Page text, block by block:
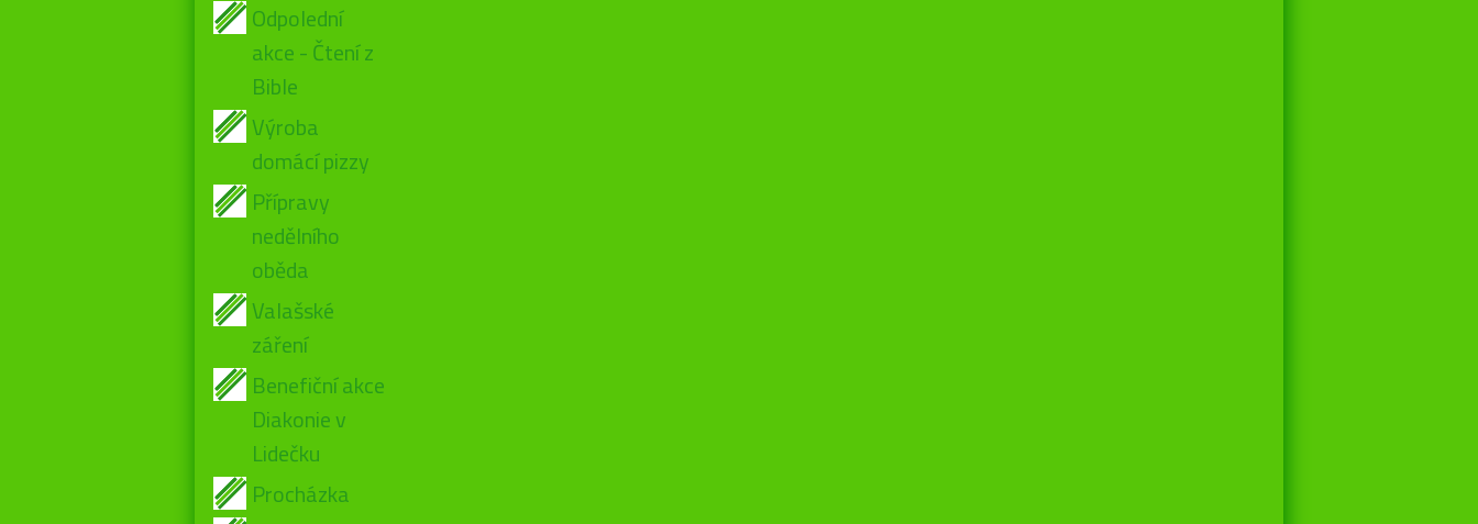
Odpolední
akce - Čtení z
Bible
Výroba
domácí pizzy
Přípravy
nedělního
oběda
Valašské
záření
Benefiční akce
Diakonie v
Lidečku
Procházka